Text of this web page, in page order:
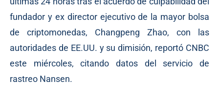
fundador y ex director ejecutivo de la mayor bolsa
de criptomonedas, Changpeng Zhao, con las
autoridades de EE.UU. y su dimisión, reportó CNBC
este miércoles, citando datos del servicio de
rastreo Nansen.